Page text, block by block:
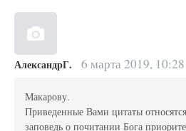
АлександрГ. 6 марта 2019, 10:28
Макарову.
Приведенные Вами цитаты
заповедь о почитании Бога